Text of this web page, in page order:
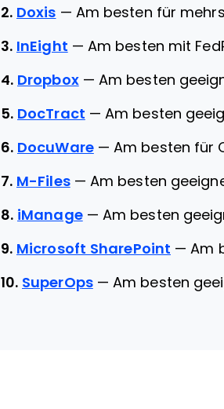
2. Doxis — Am besten für
3. InEight — Am besten mit
4. Dropbox — Am besten
5. DocTract —Am besten
6. DocuWare —Am besten für
7. M-Files — Am besten
8. iManage — Am besten
9. Microsoft SharePoint —Am
10. SuperOps —Am besten